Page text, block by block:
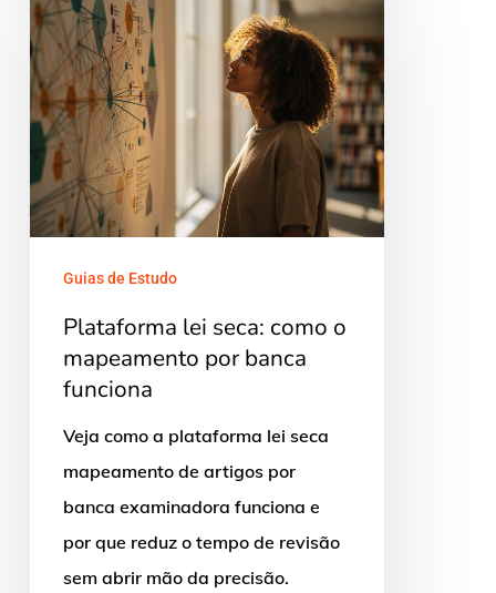
lei
seca:
como
o
mapeamento
por
banca
funciona
Guias de Estudo
Plataforma lei seca: como o
mapeamento por banca
funciona
Veja como a plataforma lei seca
mapeamento de artigos por
banca examinadora funciona e
por que reduz o tempo de revisão
sem abrir mão da precisão.